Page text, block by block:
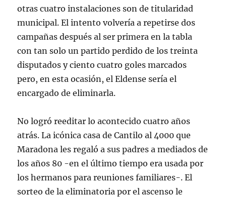
otras cuatro instalaciones son de titularidad
municipal. El intento volvería a repetirse dos
campañas después al ser primera en la tabla
con tan solo un partido perdido de los treinta
disputados y ciento cuatro goles marcados
pero, en esta ocasión, el Eldense sería el
encargado de eliminarla.
No logró reeditar lo acontecido cuatro años
atrás. La icónica casa de Cantilo al 4000 que
Maradona les regaló a sus padres a mediados de
los años 80 -en el último tiempo era usada por
los hermanos para reuniones familiares-. El
sorteo de la eliminatoria por el ascenso le